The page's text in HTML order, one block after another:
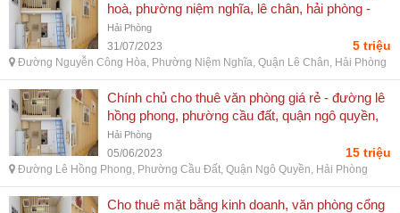
hoà, phường niệm nghĩa, lê chân, hải phòng -
đường nguyễn công hòa, phường niệm nghĩa,
quận lê chân, hải phòng
Hải Phòng
31/07/2023 5 triệu
Đường Nguyễn Công Hòa, Phường Niệm Nghĩa, Quận Lê Chân, Hải Phòng
Chính chủ cho thuê văn phòng giá rẻ - đường lê
hồng phong, phường cầu đất, quận ngô quyền,
hải phòng
Hải Phòng
05/06/2023 15 triệu
Đường Lê Hồng Phong, Phường Cầu Đất, Quận Ngô Quyền, Hải Phòng
Cho thuê mặt bằng kinh doanh, văn phòng cổng